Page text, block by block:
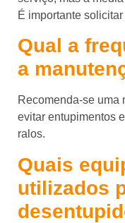
É importante
Qual a
a
Recomenda-se uma
evitar entupimentos
ralos.
Quais
utilizados